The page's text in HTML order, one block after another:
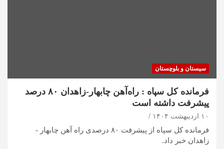
سیستان و بلوچستان
فرمانده کل سپاه : راه‌آهن چابهار-زاهدان ۸۰ درصد
پیشرفت داشته است
۱۰ اردیبهشت ۱۴۰۴
فرمانده کل سپاه از پیشرفت ۸۰ درصدی راه آهن چابهار -
زاهدان خبر داد.